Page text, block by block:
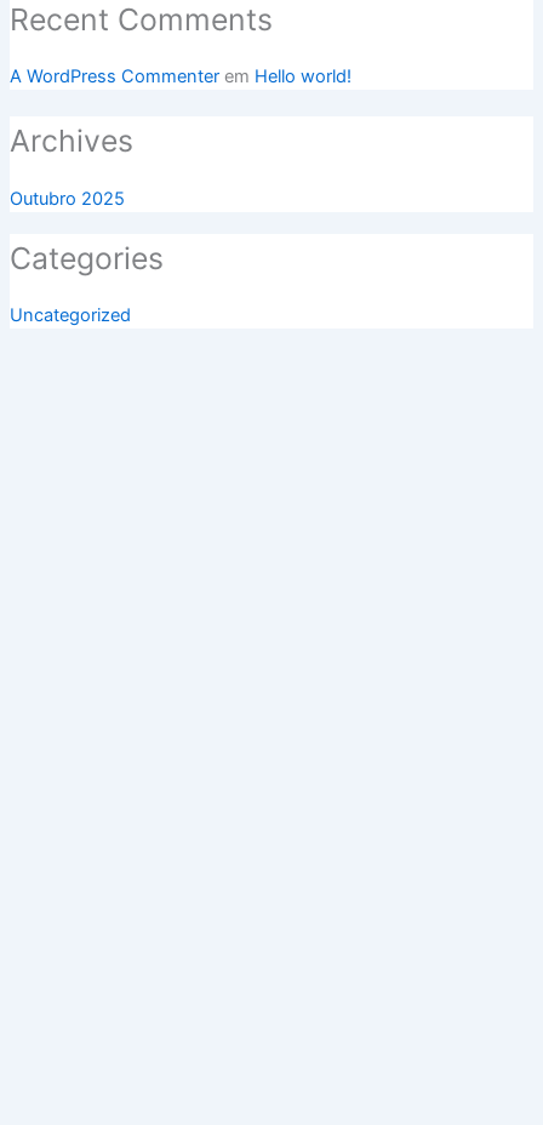
Recent Comments
A WordPress Commenterem Hello world!
Archives
Outubro 2025
Categories
Uncategorized